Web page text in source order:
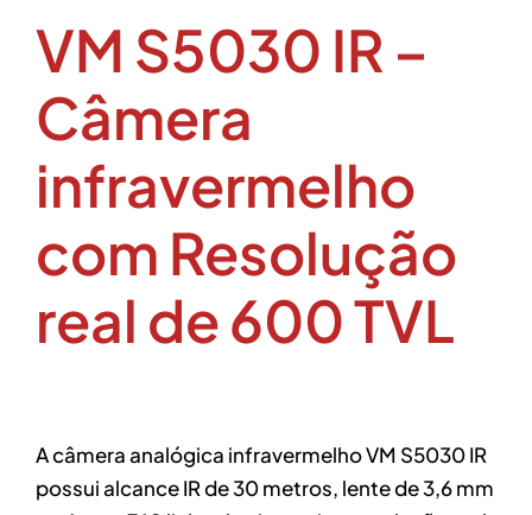
VM S5030 IR –
Câmera
infravermelho
com Resolução
real de 600 TVL
A câmera analógica infravermelho VM S5030 IR
possui alcance IR de 30 metros, lente de 3,6 mm